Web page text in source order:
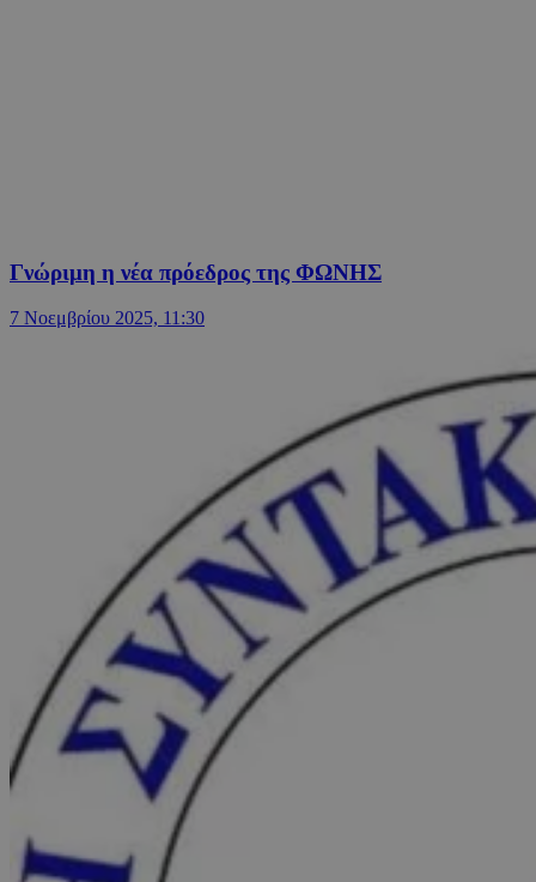
Γνώριμη η νέα πρόεδρος της ΦΩΝΗΣ
7 Νοεμβρίου 2025, 11:30